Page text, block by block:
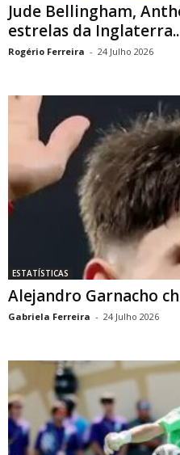
Jude Bellingham,
estrelas da
Rogério Ferreira - 24 Julho 2026
ESTATÍSTICAS
Alejandro Garnacho
Gabriela Ferreira - 24 Julho 2026